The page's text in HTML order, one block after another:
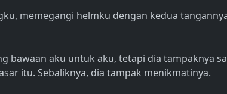
memegangi helmku dengan kedua
bawaan aku untuk aku, tetapi dia tampaknya
itu. Sebaliknya, dia tampak menikmatinya.